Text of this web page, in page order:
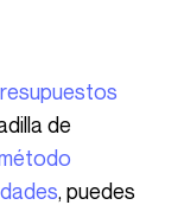
de
, puedes